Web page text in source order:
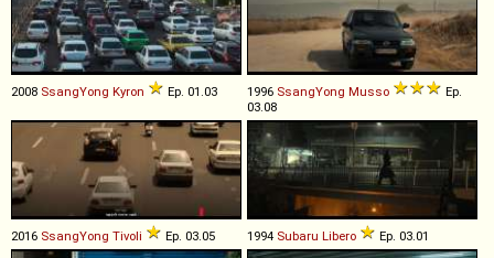
2008 SsangYong Kyron Ep. 01.03 1996 SsangYong Musso
Ep.
03.08
2016 SsangYong Tivoli Ep. 03.05 1994 Subaru Libero Ep. 03.01